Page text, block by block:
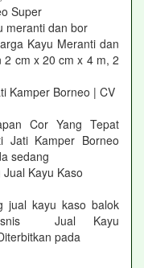
Super
meranti dan bor
Kayu Meranti dan
cm x 20 cm x 4 m, 2
Kamper Borneo | CV
Cor Yang Tepat
Jati Kamper Borneo
sedang
Kayu Kaso
jual kayu kaso balok
Jual Kayu
pada